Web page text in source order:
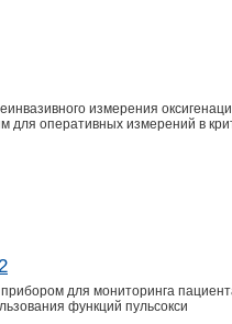
измерения
для оперативных измерений в
для мониторинга
функций пульсокси